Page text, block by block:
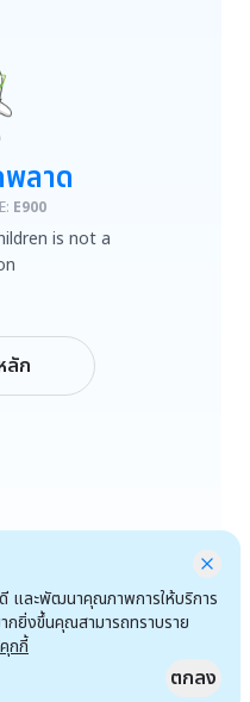
function
ลาด
E900
is not a
ลัก
และพัฒนาคุณภาพการให้บริการ
ยิ่งขึ้นคุณสามารถทราบราย
กกี้
ตกลง